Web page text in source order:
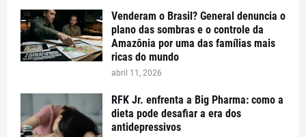
Venderam o Brasil? General denuncia o
plano das sombras e o controle da
Amazônia por uma das famílias mais
ricas do mundo
abril 11, 2026
RFK Jr. enfrenta a Big Pharma: como a
dieta pode desafiar a era dos
antidepressivos